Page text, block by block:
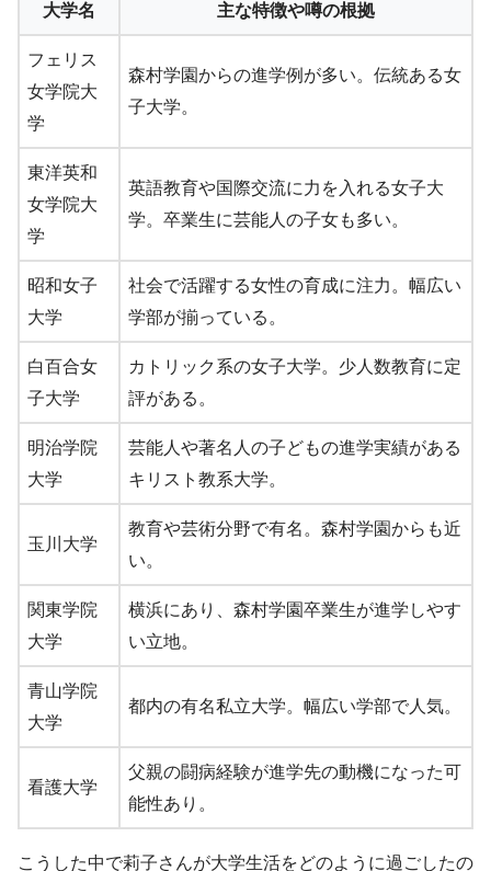
大学名 主な特徴や噂の根拠
フェリス
女学院大
学
森村学園からの進学例が多い。伝統ある女
子大学。
東洋英和
女学院大
学
英語教育や国際交流に力を入れる女子大
学。卒業生に芸能人の子女も多い。
昭和女子
大学
社会で活躍する女性の育成に注力。幅広い
学部が揃っている。
白百合女
子大学
カトリック系の女子大学。少人数教育に定
評がある。
明治学院
大学
芸能人や著名人の子どもの進学実績がある
キリスト教系大学。
玉川大学
教育や芸術分野で有名。森村学園からも近
い。
関東学院
大学
横浜にあり、森村学園卒業生が進学しやす
い立地。
青山学院
大学
都内の有名私立大学。幅広い学部で人気。
看護大学
父親の闘病経験が進学先の動機になった可
能性あり。
こうした中で莉子さんが大学生活をどのように過ごしたの